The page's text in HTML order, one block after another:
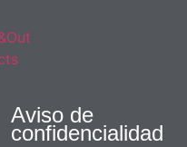
Aviso de
confidencialidad